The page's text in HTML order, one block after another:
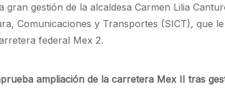
gran gestión de la alcaldesa Carmen Lilia
Comunicaciones y Transportes (SICT), que
federal Mex 2.
ampliación de la carretera Mex II tras